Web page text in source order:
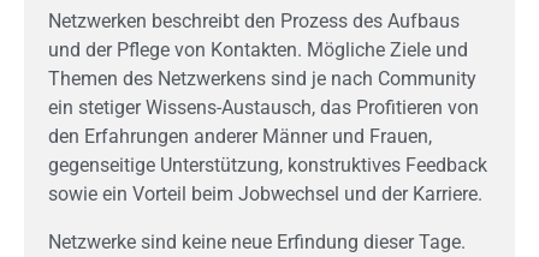
Netzwerken beschreibt den Prozess des Aufbaus
und der Pflege von Kontakten. Mögliche Ziele und
Themen des Netzwerkens sind je nach Community
ein stetiger Wissens-Austausch, das Profitieren von
den Erfahrungen anderer Männer und Frauen,
gegenseitige Unterstützung, konstruktives Feedback
sowie ein Vorteil beim Jobwechsel und der Karriere.
Netzwerke sind keine neue Erfindung dieser Tage.